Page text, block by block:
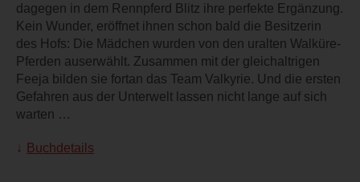
dagegen in dem Rennpferd Blitz ihre perfekte Ergänzung.
Kein Wunder, eröffnet ihnen schon bald die Besitzerin
des Hofs: Die Mädchen wurden von den uralten Walküre-
Pferden auserwählt. Zusammen mit der gleichaltrigen
Feeja bilden sie fortan das Team Valkyrie. Und die ersten
Gefahren aus der Unterwelt lassen nicht lange auf sich
warten …
Buchdetails